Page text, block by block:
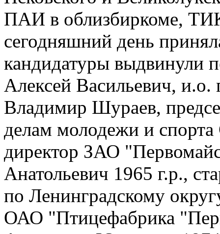
ПАИ в облизбиркоме,
сегодняшний день
кандидатуры выдвинули
Алексей Васильевич, и.о.
Владимир Шураев,
делам молодежи и
директор ЗАО
Анатольевич 1965 г.р.,
по Ленинградскому
ОАО "Птицефабрика